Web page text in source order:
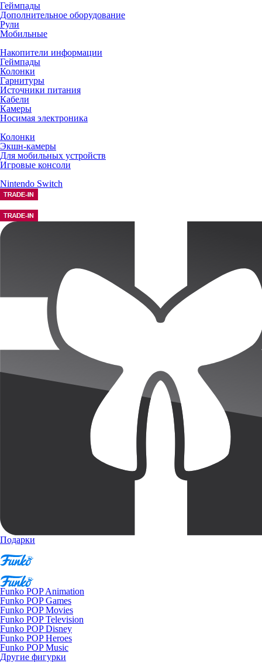
Геймпады
Дополнительное оборудование
Рули
Мобильные
Накопители информации
Геймпады
Колонки
Гарнитуры
Источники питания
Кабели
Камеры
Носимая электроника
Колонки
Экшн-камеры
Для мобильных устройств
Игровые консоли
Nintendo Switch
Подарки
Funko POP Animation
Funko POP Games
Funko POP Movies
Funko POP Television
Funko POP Disney
Funko POP Heroes
Funko POP Music
Другие фигурки